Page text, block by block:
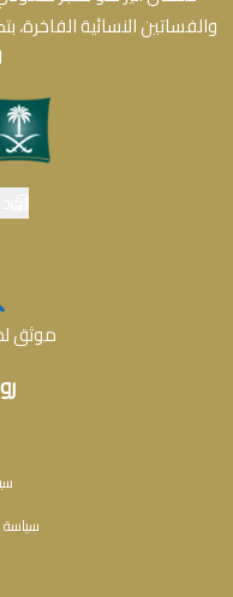
سياسة
والفساتين النسائية الفاخرة،
موثق